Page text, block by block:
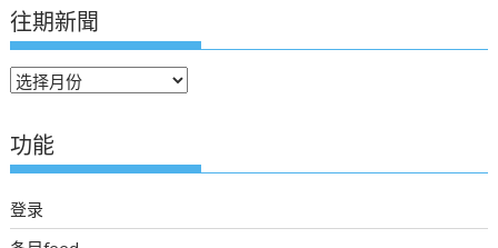
往期新聞
往
新
聞
功能
登录